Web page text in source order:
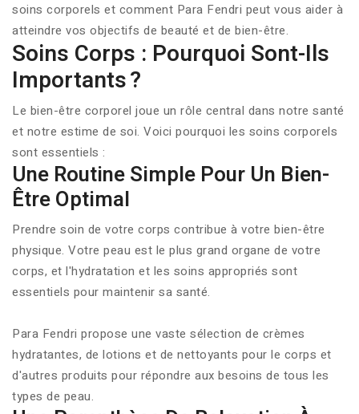
soins corporels et comment Para Fendri peut vous aider à
atteindre vos objectifs de beauté et de bien-être.
Soins Corps : Pourquoi Sont-Ils
Importants ?
Le bien-être corporel joue un rôle central dans notre santé
et notre estime de soi. Voici pourquoi les soins corporels
sont essentiels :
Une Routine Simple Pour Un Bien-
Être Optimal
Prendre soin de votre corps contribue à votre bien-être
physique. Votre peau est le plus grand organe de votre
corps, et l'hydratation et les soins appropriés sont
essentiels pour maintenir sa santé.
Para Fendri propose une vaste sélection de crèmes
hydratantes, de lotions et de nettoyants pour le corps et
d'autres produits pour répondre aux besoins de tous les
types de peau.